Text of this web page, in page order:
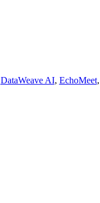
DataWeave AI, EchoMeet,